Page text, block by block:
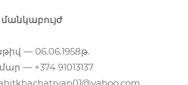
— 06.06.1958թ.
— +374 91013137